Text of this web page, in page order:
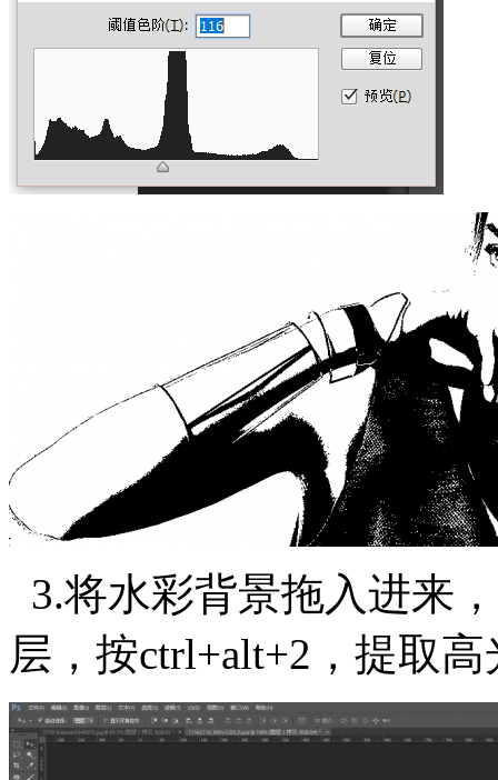
3.将水彩背景拖入进来
层，按ctrl+alt+2，提取